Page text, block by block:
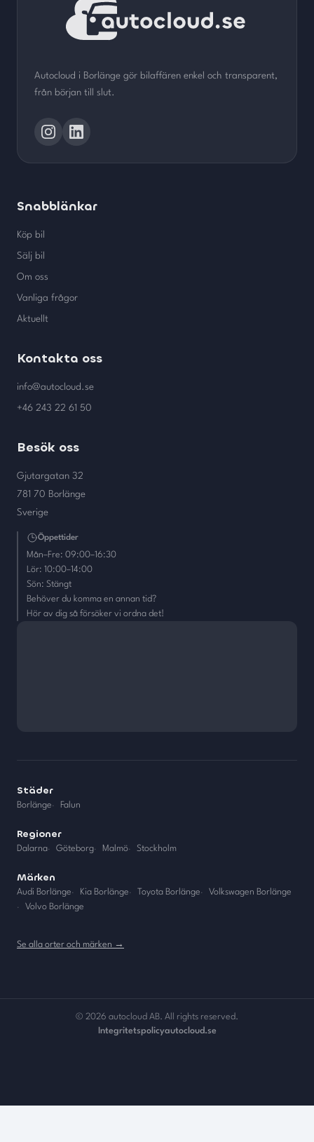
Autocloud i Borlänge gör bilaffären enkel och transparent,
från början till slut.
Snabblänkar
Köp bil
Sälj bil
Om oss
Vanliga frågor
Aktuellt
Kontakta oss
info@autocloud.se
+46 243 22 61 50
Besök oss
Gjutargatan 32
781 70 Borlänge
Sverige
Öppettider
Mån–Fre: 09:00–16:30
Lör: 10:00–14:00
Sön: Stängt
Behöver du komma en annan tid?
Hör av dig så försöker vi ordna det!
Städer
Borlänge· Falun
Regioner
Dalarna· Göteborg· Malmö· Stockholm
Märken
Audi Borlänge· Kia Borlänge· Toyota Borlänge·
Volkswagen Borlänge
·
Volvo Borlänge
Se alla orter och märken →
© 2026 autocloud AB. All rights reserved.
Integritetspolicyautocloud.se